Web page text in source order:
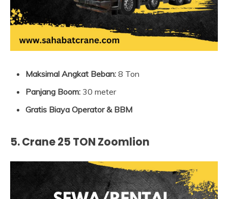
Maksimal Angkat Beban: 8 Ton
Panjang Boom: 30 meter
Gratis Biaya Operator & BBM
5. Crane 25 TON Zoomlion